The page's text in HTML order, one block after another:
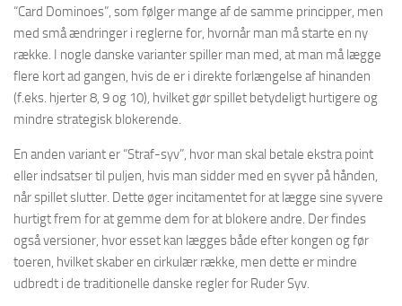
“Card Dominoes”, som følger mange af de samme principper, men
med små ændringer i reglerne for, hvornår man må starte en ny
række. I nogle danske varianter spiller man med, at man må lægge
flere kort ad gangen, hvis de er i direkte forlængelse af hinanden
(f.eks. hjerter 8, 9 og 10), hvilket gør spillet betydeligt hurtigere og
mindre strategisk blokerende.
En anden variant er “Straf-syv”, hvor man skal betale ekstra point
eller indsatser til puljen, hvis man sidder med en syver på hånden,
når spillet slutter. Dette øger incitamentet for at lægge sine syvere
hurtigt frem for at gemme dem for at blokere andre. Der findes
også versioner, hvor esset kan lægges både efter kongen og før
toeren, hvilket skaber en cirkulær række, men dette er mindre
udbredt i de traditionelle danske regler for Ruder Syv.